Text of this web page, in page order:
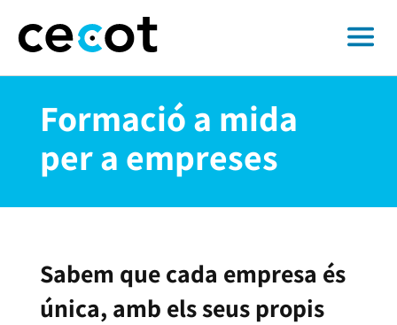
Formació a mida
per a empreses
Sabem que cada empresa és
única, amb els seus propis